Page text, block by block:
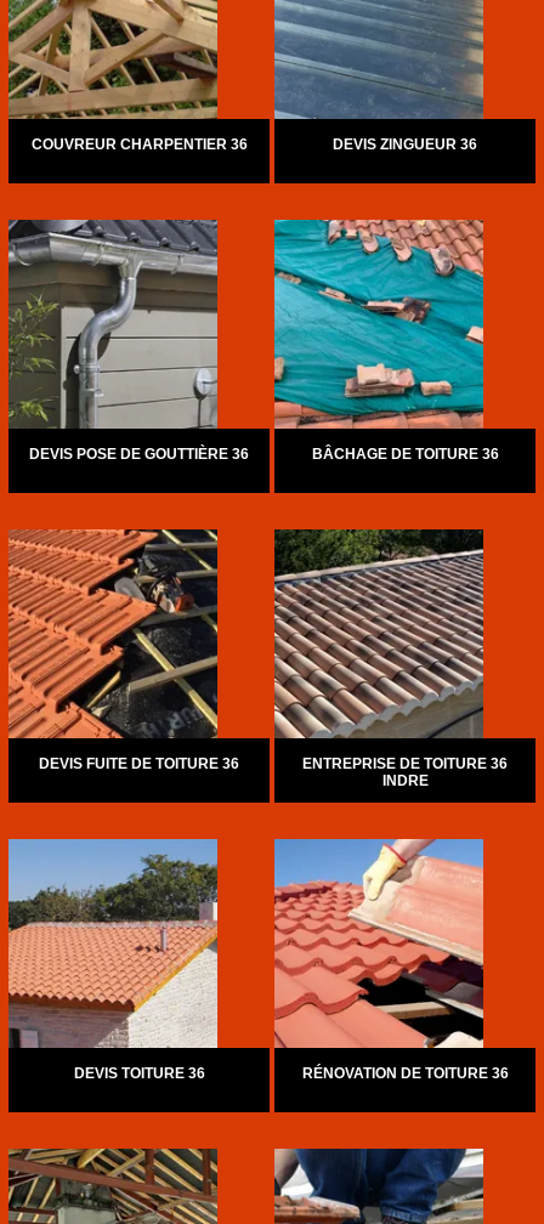
COUVREUR CHARPENTIER 36 DEVIS ZINGUEUR 36
DEVIS POSE DE GOUTTIÈRE 36 BÂCHAGE DE TOITURE 36
DEVIS FUITE DE TOITURE 36
ENTREPRISE DE TOITURE 36
INDRE
DEVIS TOITURE 36 RÉNOVATION DE TOITURE 36